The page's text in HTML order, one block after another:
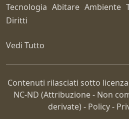
Tecnologia Abitare Ambiente
Diritti
Vedi Tutto
Contenuti rilasciati sotto
NC-ND (Attribuzione - Non
derivate) - Policy-